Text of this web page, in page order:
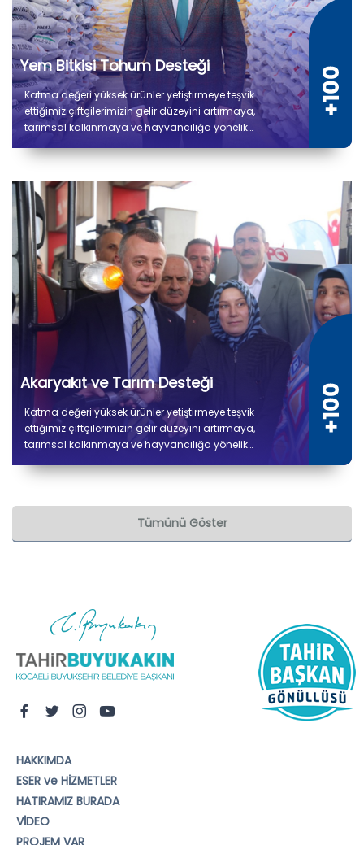
Yem Bitkisi Tohum Desteği
Katma değeri yüksek ürünler yetiştirmeye teşvik
ettiğimiz çiftçilerimizin gelir düzeyini artırmaya,
tarımsal kalkınmaya ve hayvancılığa yönelik
etmesini amaçlıyoruz. Çiftçilerimize 8.500 ton yem
Akaryakıt ve Tarım Desteği
Katma değeri yüksek ürünler yetiştirmeye teşvik
ettiğimiz çiftçilerimizin gelir düzeyini artırmaya,
tarımsal kalkınmaya ve hayvancılığa yönelik
etmesini amaçlıyoruz. 2019'dan bu yana çiftçilerimize
Tümünü Göster
HAKKIMDA
ESER ve HİZMETLER
HATIRAMIZ BURADA
VİDEO
PROJEM VAR